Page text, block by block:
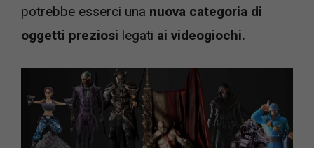
potrebbe esserci una nuova categoria di
oggetti preziosi legati ai videogiochi.